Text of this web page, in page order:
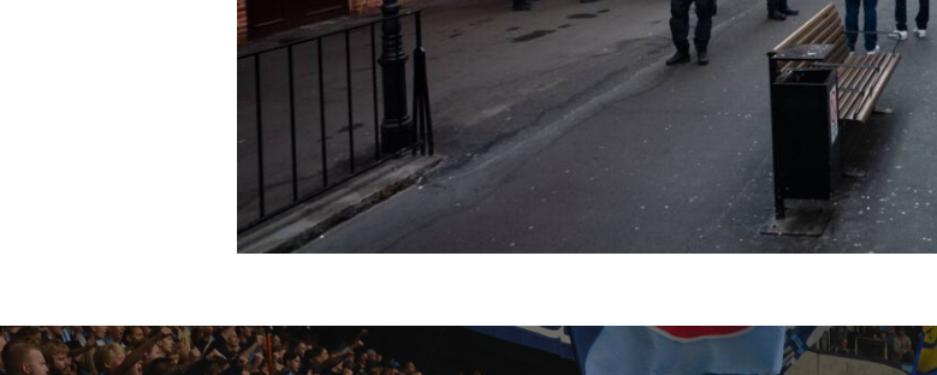
Inläggsnavigering